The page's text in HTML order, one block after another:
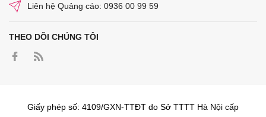
Liên hệ Quảng cáo: 0936 00 99 59
THEO DÕI CHÚNG TÔI
Giấy phép số: 4109/GXN-TTĐT do Sở TTTT Hà Nội cấp